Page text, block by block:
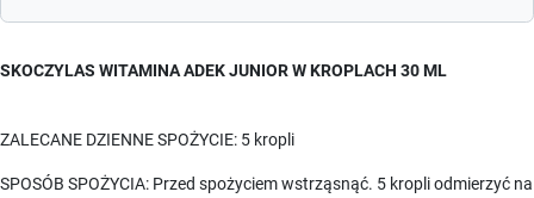
SKOCZYLAS WITAMINA ADEK JUNIOR W KROPLACH 30 ML
ZALECANE DZIENNE SPOŻYCIE: 5 kropli
SPOSÓB SPOŻYCIA: Przed spożyciem wstrząsnąć. 5 kropli odmierzyć na